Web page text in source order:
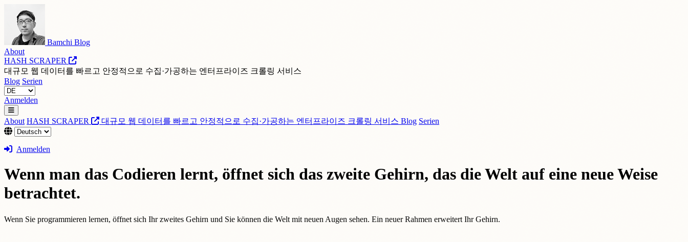
Bamchi Blog
About
HASH SCRAPER
대규모 웹 데이터를 빠르고 안정적으로 수집·가공하는 엔터프라이즈 크롤링 서비스
Blog Serien
Anmelden
About HASH SCRAPER 대규모 웹 데이터를 빠르고 안정적으로 수집·가공하는 엔터프라이즈 크롤링 서비스 Blog Serien
Anmelden
Wenn man das Codieren lernt, öffnet sich das zweite Gehirn, das die Welt auf eine neue Weise
betrachtet.
Wenn Sie programmieren lernen, öffnet sich Ihr zweites Gehirn und Sie können die Welt mit neuen Augen sehen. Ein neuer Rahmen erweitert Ihr Gehirn.